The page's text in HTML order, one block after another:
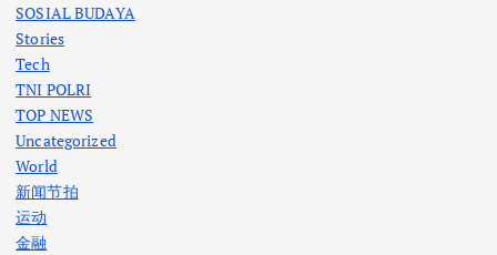
SOSIAL BUDAYA
Stories
Tech
TNI POLRI
TOP NEWS
Uncategorized
World
新闻节拍
运动
金融